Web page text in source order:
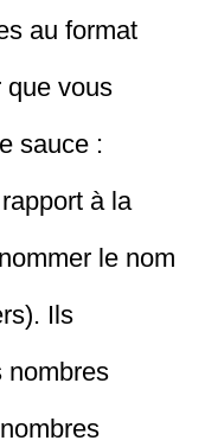
au format
que vous
sauce :
à la
le nom
Ils
nombres